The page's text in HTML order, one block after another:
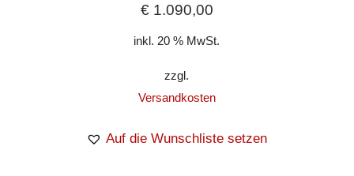
€1.090,00
inkl. 20 % MwSt.
zzgl.
Versandkosten
Auf die Wunschliste setzen